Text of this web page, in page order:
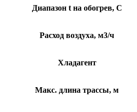
Диапазон t на обогрев, С
Расход воздуха, м3/ч
Хладагент
Макс. длина трассы, м